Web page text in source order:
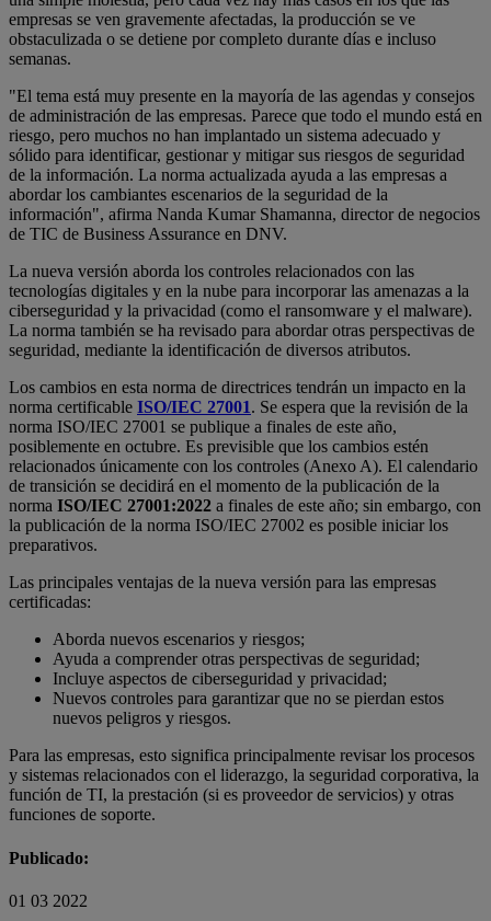
empresas se ven gravemente afectadas, la producción se ve
obstaculizada o se detiene por completo durante días e incluso
semanas.
"El tema está muy presente en la mayoría de las agendas y consejos
de administración de las empresas. Parece que todo el mundo está en
riesgo, pero muchos no han implantado un sistema adecuado y
sólido para identificar, gestionar y mitigar sus riesgos de seguridad
de la información. La norma actualizada ayuda a las empresas a
abordar los cambiantes escenarios de la seguridad de la
información", afirma Nanda Kumar Shamanna, director de negocios
de TIC de Business Assurance en DNV.
La nueva versión aborda los controles relacionados con las
tecnologías digitales y en la nube para incorporar las amenazas a la
ciberseguridad y la privacidad (como el ransomware y el malware).
La norma también se ha revisado para abordar otras perspectivas de
seguridad, mediante la identificación de diversos atributos.
Los cambios en esta norma de directrices tendrán un impacto en la
norma certificable ISO/IEC 27001. Se espera que la revisión de la
norma ISO/IEC 27001 se publique a finales de este año,
posiblemente en octubre. Es previsible que los cambios estén
relacionados únicamente con los controles (Anexo A). El calendario
de transición se decidirá en el momento de la publicación de la
norma ISO/IEC 27001:2022 a finales de este año; sin embargo, con
la publicación de la norma ISO/IEC 27002 es posible iniciar los
preparativos.
Las principales ventajas de la nueva versión para las empresas
certificadas:
Aborda nuevos escenarios y riesgos;
Ayuda a comprender otras perspectivas de seguridad;
Incluye aspectos de ciberseguridad y privacidad;
Nuevos controles para garantizar que no se pierdan estos
nuevos peligros y riesgos.
Para las empresas, esto significa principalmente revisar los procesos
y sistemas relacionados con el liderazgo, la seguridad corporativa, la
función de TI, la prestación (si es proveedor de servicios) y otras
funciones de soporte.
Publicado:
01 03 2022